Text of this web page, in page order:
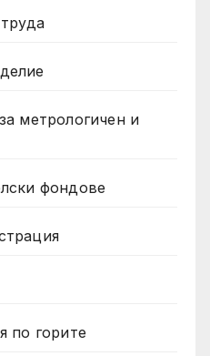
метрологичен и
фондове
по горите